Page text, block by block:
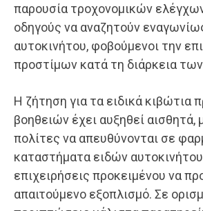
παρουσία τροχονομικών
οδηγούς να αναζητούν
αυτοκινήτου, φοβούμενοι την
προστίμων κατά τη διάρκεια
Η ζήτηση για τα ειδικά κιβώτια
βοηθειών έχει αυξηθεί αισθητά,
πολίτες να απευθύνονται σε
καταστήματα ειδών
επιχειρήσεις προκειμένου να
απαιτούμενο εξοπλισμό. Σε